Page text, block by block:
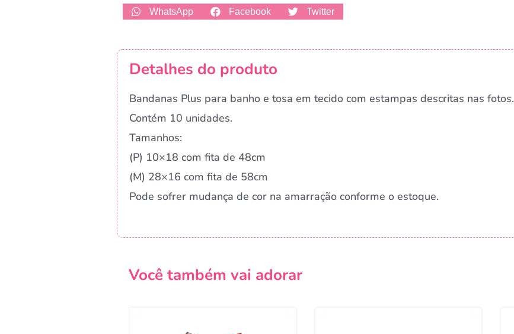
WhatsApp Facebook Twitter
Detalhes do produto
Bandanas Plus para banho e tosa em tecido com estampas descritas nas fotos.
Contém 10 unidades.
Tamanhos:
(P) 10×18 com fita de 48cm
(M) 28×16 com fita de 58cm
Pode sofrer mudança de cor na amarração conforme o estoque.
Você também vai adorarCampanha lançada com sucesso!